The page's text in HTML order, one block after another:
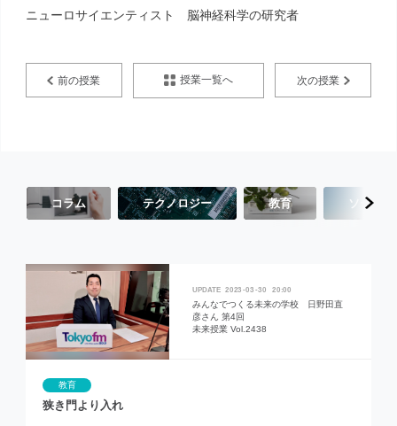
ニューロサイエンティスト 脳神経科学の研究者
前の授業 授業一覧へ 次の授業
コラム テクノロジー 教育 ソーシャ
2023 03 30 20:00
みんなでつくる未来の学校 日野田直
彦さん 第4回
未来授業 Vol.2438
教育
狭き門より入れ